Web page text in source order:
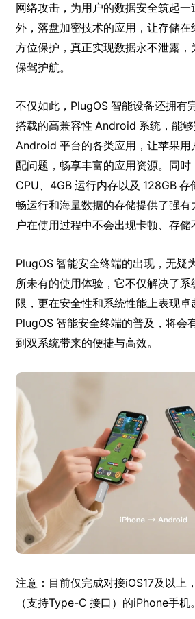
网络攻击，为用户的数据安全筑起
外，落盘加密技术的应用，让存储在
方位保护，真正实现数据永不泄露，
保驾护航。
不仅如此，PlugOS 智能设备还拥有
搭载的高兼容性 Android 系统，能
Android 平台的各类应用，让苹果用
配问题，畅享丰富的应用资源。同
CPU、4GB 运行内存以及 128GB
畅运行和海量数据的存储提供了强有
户在使用过程中不会出现卡顿、存储
PlugOS 智能安全终端的出现，无疑
所未有的使用体验，它不仅解决了系
限，更在安全性和系统性能上表现卓
PlugOS 智能安全终端的普及，将会
到双系统带来的便捷与高效。
注意：目前仅完成对接iOS17及以上
（支持Type-C 接口）的iPhone手机。